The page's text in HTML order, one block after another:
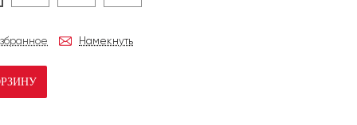
Намекнуть